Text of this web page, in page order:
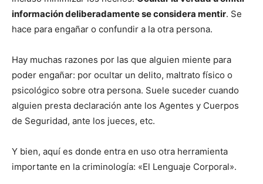
información deliberadamente se considera mentir. Se
hace para engañar o confundir a la otra persona.
Hay muchas razones por las que alguien miente para
poder engañar: por ocultar un delito, maltrato físico o
psicológico sobre otra persona. Suele suceder cuando
alguien presta declaración ante los Agentes y Cuerpos
de Seguridad, ante los jueces, etc.
Y bien, aquí es donde entra en uso otra herramienta
importante en la criminología: «El Lenguaje Corporal».